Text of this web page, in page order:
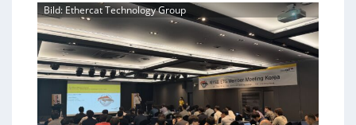
Bild: Ethercat Technology Group